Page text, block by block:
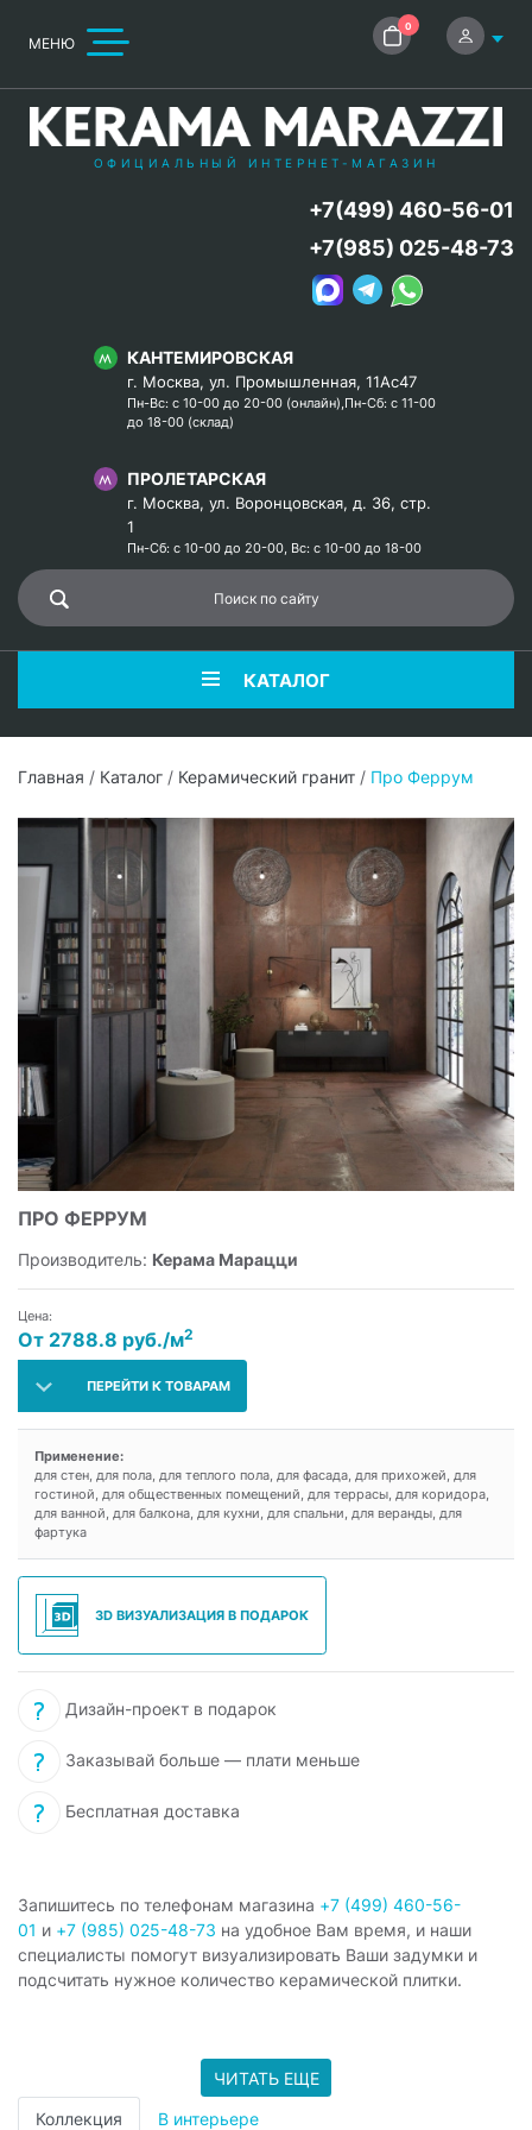
МЕНЮ
0
ОФИЦИАЛЬНЫЙ ИНТЕРНЕТ-МАГАЗИН
КАНТЕМИРОВСКАЯ
г. Москва, ул. Промышленная, 11Ас47
Пн-Вс: с 10-00 до 20-00 (онлайн),Пн-Сб: с 11-00
до 18-00 (склад)
ПРОЛЕТАРСКАЯ
г. Москва, ул. Воронцовская, д. 36, стр.
1
Пн-Сб: с 10-00 до 20-00, Вс: с 10-00 до 18-00
+7(499) 460-56-01
+7(985) 025-48-73
КАТАЛОГ
Главная / Каталог / Керамический гранит / Про Феррум
ПРО ФЕРРУМ
Производитель: Керама Марацци
Цена:
От 2788.8 руб./м2
ПЕРЕЙТИ К ТОВАРАМ
Применение:
для стен, для пола, для теплого пола, для фасада, для прихожей, для
гостиной, для общественных помещений, для террасы, для коридора,
для ванной, для балкона, для кухни, для спальни, для веранды, для
фартука
3D ВИЗУАЛИЗАЦИЯ В ПОДАРОК
Дизайн-проект в подарок
Заказывай больше — плати меньше
Бесплатная доставка
Запишитесь по телефонам магазина +7 (499) 460-56-
01 и +7 (985) 025-48-73 на удобное Вам время, и наши
специалисты помогут визуализировать Ваши задумки и
подсчитать нужное количество керамической плитки.
ЧИТАТЬ ЕЩЕ
Коллекция В интерьере